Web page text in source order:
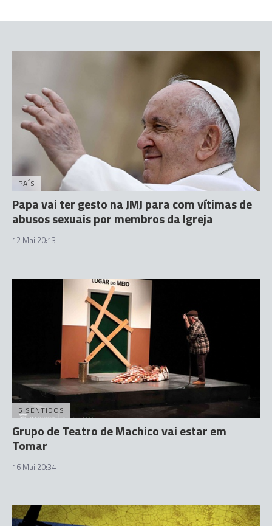
PAÍS
Papa vai ter gesto na JMJ para com vítimas de
abusos sexuais por membros da Igreja
12 Mai 20:13
5 SENTIDOS
Grupo de Teatro de Machico vai estar em
Tomar
16 Mai 20:34